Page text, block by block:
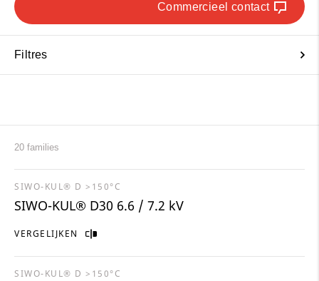
Commercieel contact
Filtres
20 families
VERGELIJKEN
SIWO-KUL® D >150°C
SIWO-KUL® D30 6.6 / 7.2 kV
SIWO-KUL® D >150°C